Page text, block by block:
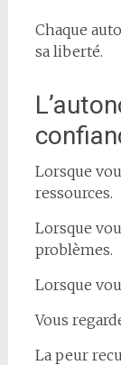
Chaque
sa liberté.
Lorsque
ressources.
Lorsque
problèmes.
Lorsque
Vous
La peur